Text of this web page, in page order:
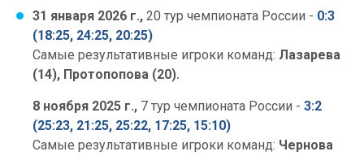
31 января 2026 г., 20 тур чемпионата России - 0:3
(18:25, 24:25, 20:25)
Самые результативные игроки команд: Лазарева
(14), Протопопова (20).
8 ноября 2025 г., 7 тур чемпионата России - 3:2
(25:23, 21:25, 25:22, 17:25, 15:10)
Самые результативные игроки команд: Чернова